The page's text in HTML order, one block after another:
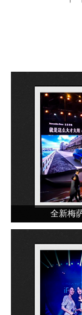
全新梅